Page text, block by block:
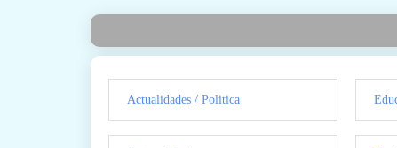
Actualidades / Politica